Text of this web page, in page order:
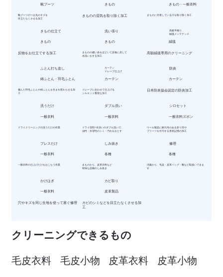
靴ブーツ
靴ブーツのつま先のキズを
目立たなくさせる加工
きもの
きものの湿気を取り除く加工
きもの・一般衣料
きものに付着している汗を取り除く加工
きもの
反物をお仕立てする加工
きもの仕立て
きもの
きものの縫い糸をほどいて反物に戻して
水洗いをする加工
洗い張り
絨毯
高額絨毯専用のクリーニング
高級手織り
絨毯メンテナンス
綿ふとん・羽毛ふとん
傷んだ羽毛ふとんや綿ふとんを生まれ変わらせる加
工
​ふとん打ち直し
カーテン
ドレープに合わせて仕上げる
シルエット重視な加工
カーテン
ドレープ仕上げ
カーテン
日本防炎協会認定の防炎加工
防炎
一般衣料
ドライクリーニングの洗うだけの作業
洗うだけ
一般衣料
ドライ溶剤+水洗いのダブル洗いで、
油性・水溶性のシミ・汚れをおとす
ダブル洗い
一般衣料ズボン
ウール製品に耐久性のある折り目や
プリーツを付与する形状記憶の加工
シロセット
一般衣料
一般衣料の仕上げだけをおこなう作業
プレスだけ
各種
きものから、皮革衣料など
特殊な品物のしみ抜き
しみ抜き
各種
洋服から、毛皮・皮革バッグ・靴など取扱いできま
す
修理
一般衣料
穴やキズを同じ生地を使って塞ぐ修理
かけはぎ
皮革製品
カビのシミなどを目立たなくさせる加
工
カビ取り
​クリーニングできるもの
毛皮衣料 毛皮小物 皮革衣料 皮革小物